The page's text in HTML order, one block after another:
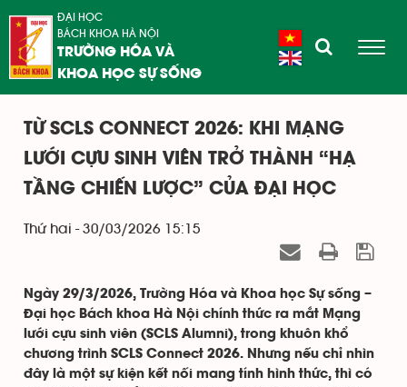
ĐẠI HỌC
BÁCH KHOA HÀ NỘI
TRƯỜNG HÓA VÀ
KHOA HỌC SỰ SỐNG
TỪ SCLS CONNECT 2026: KHI MẠNG
LƯỚI CỰU SINH VIÊN TRỞ THÀNH “HẠ
TẦNG CHIẾN LƯỢC” CỦA ĐẠI HỌC
Thứ hai - 30/03/2026 15:15
Ngày 29/3/2026, Trường Hóa và Khoa học Sự sống –
Đại học Bách khoa Hà Nội chính thức ra mắt Mạng
lưới cựu sinh viên (SCLS Alumni), trong khuôn khổ
chương trình SCLS Connect 2026. Nhưng nếu chỉ nhìn
đây là một sự kiện kết nối mang tính hình thức, thì có